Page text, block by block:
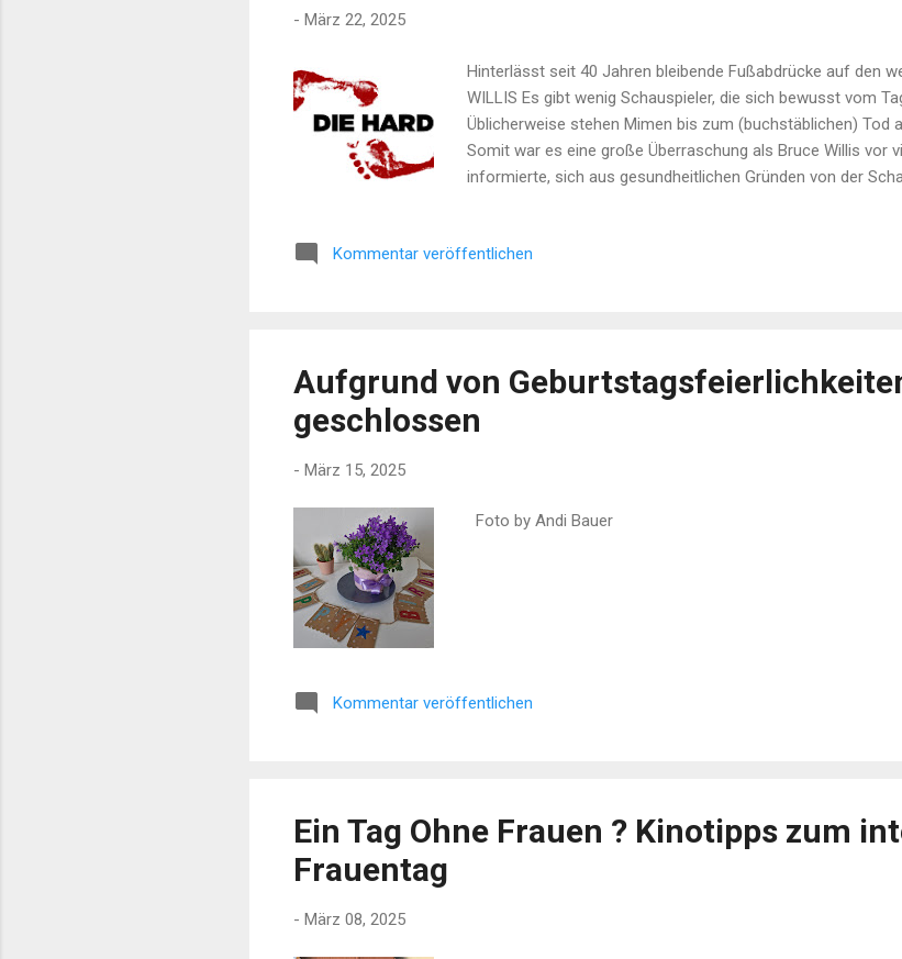
- März 22, 2025
Hinterlässt seit 40 Jahren bleibende Fußabdrücke auf den
WILLIS Es gibt wenig Schauspieler, die sich bewusst vom
Üblicherweise stehen Mimen bis zum (buchstäblichen) Tod
Somit war es eine große Überraschung als Bruce Willis vor
informierte, sich aus gesundheitlichen Gründen von der
verwunderten und irritierten. Hauptrollen waren aufgrund
Kommentar veröffentlichen
Aufgrund von
geschlossen
- März 15, 2025
Foto by Andi Bauer
Kommentar veröffentlichen
Ein Tag Ohne Frauen ? Kinotipps zum
Frauentag
- März 08, 2025